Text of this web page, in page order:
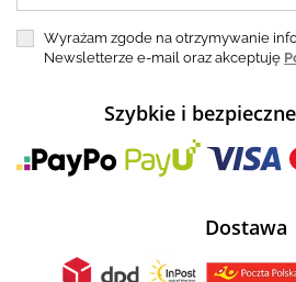
Wyrażam zgode na otrzymywanie
Newsletterze e-mail oraz akceptuję
Szybkie i
Dostawa